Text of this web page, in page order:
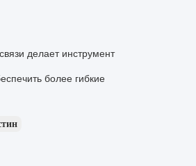
делает инструмент
более гибкие